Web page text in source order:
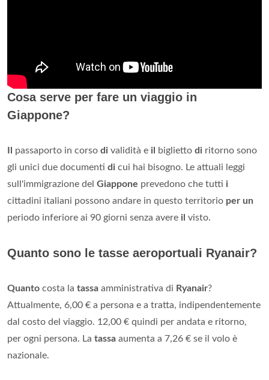
Cosa serve per fare un viaggio in
Giappone?
passaporto in corso di validità e il biglietto di ritorno sono
gli unici due documenti di cui hai bisogno. Le attuali leggi
sull'immigrazione del Giappone prevedono che tutti i
cittadini italiani possono andare in questo territorio per un
periodo inferiore ai 90 giorni senza avere il visto.
Quanto sono le tasse aeroportuali Ryanair?
Quanto costa la tassa amministrativa di Ryanair?
Attualmente, 6,00 € a persona e a tratta, indipendentemente
dal costo del viaggio. 12,00 € quindi per andata e ritorno,
per ogni persona. La tassa aumenta a 7,26 € se il volo è
nazionale.